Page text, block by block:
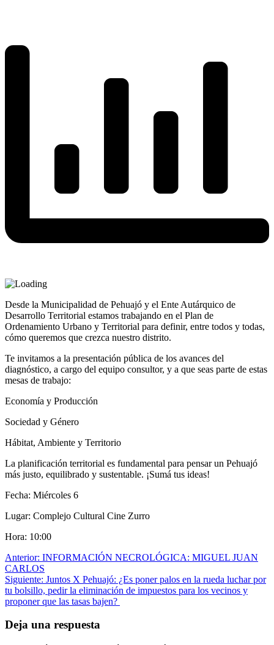
Desde la Municipalidad de Pehuajó y el Ente Autárquico de
Desarrollo Territorial estamos trabajando en el Plan de
Ordenamiento Urbano y Territorial para definir, entre todos y todas,
cómo queremos que crezca nuestro distrito.
Te invitamos a la presentación pública de los avances del
diagnóstico, a cargo del equipo consultor, y a que seas parte de estas
mesas de trabajo:
Economía y Producción
Sociedad y Género
Hábitat, Ambiente y Territorio
La planificación territorial es fundamental para pensar un Pehuajó
más justo, equilibrado y sustentable. ¡Sumá tus ideas!
Fecha: Miércoles 6
Lugar: Complejo Cultural Cine Zurro
Hora: 10:00
Navegación
de
entradas
Anterior: INFORMACIÓN NECROLÓGICA: MIGUEL JUAN
CARLOS
Siguiente: Juntos X Pehuajó: ¿Es poner palos en la rueda luchar por
tu bolsillo, pedir la eliminación de impuestos para los vecinos y
proponer que las tasas bajen?
Deja una respuesta